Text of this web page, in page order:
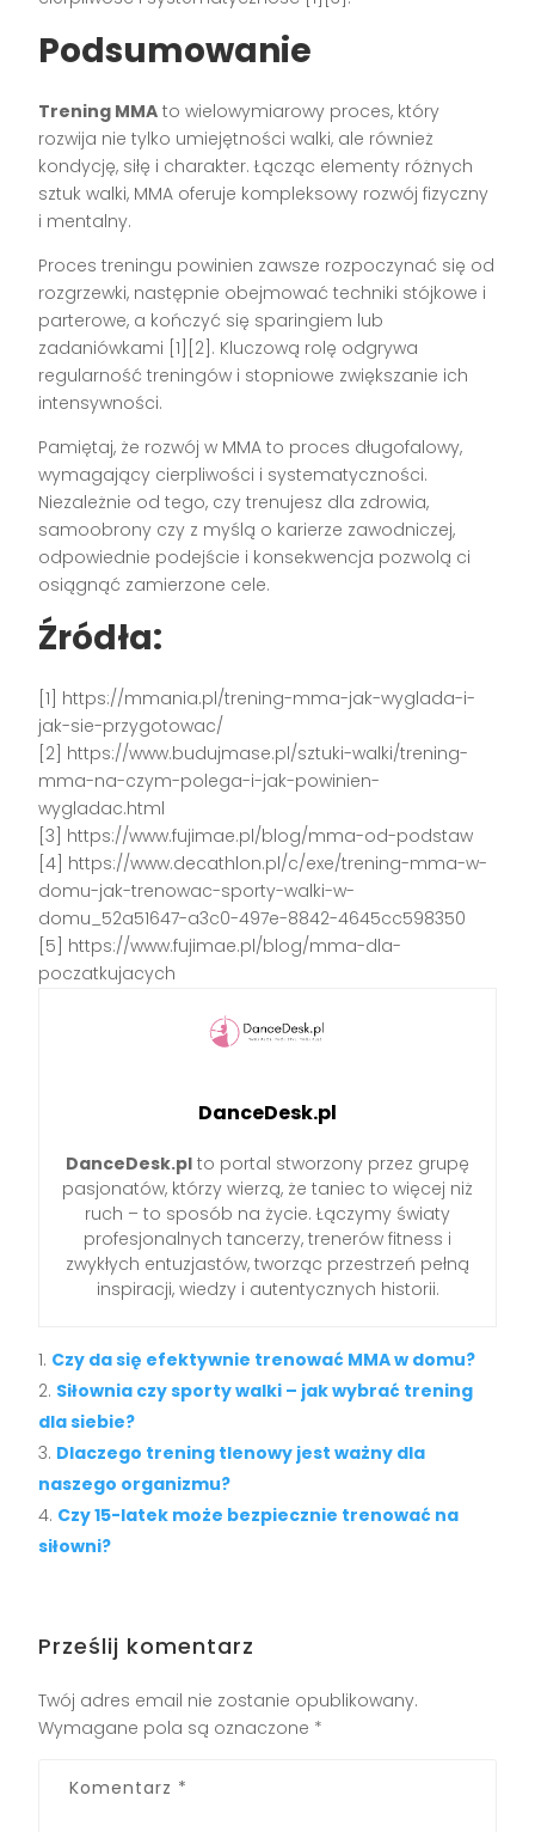
Podsumowanie
Trening MMA to wielowymiarowy proces, który
rozwija nie tylko umiejętności walki, ale również
kondycję, siłę i charakter. Łącząc elementy różnych
sztuk walki, MMA oferuje kompleksowy rozwój fizyczny
i mentalny.
Proces treningu powinien zawsze rozpoczynać się od
rozgrzewki, następnie obejmować techniki stójkowe i
parterowe, a kończyć się sparingiem lub
zadaniówkami [1][2]. Kluczową rolę odgrywa
regularność treningów i stopniowe zwiększanie ich
intensywności.
Pamiętaj, że rozwój w MMA to proces długofalowy,
wymagający cierpliwości i systematyczności.
Niezależnie od tego, czy trenujesz dla zdrowia,
samoobrony czy z myślą o karierze zawodniczej,
odpowiednie podejście i konsekwencja pozwolą ci
osiągnąć zamierzone cele.
Źródła:
[1] https://mmania.pl/trening-mma-jak-wyglada-i-
jak-sie-przygotowac/
[2] https://www.budujmase.pl/sztuki-walki/trening-
mma-na-czym-polega-i-jak-powinien-
wygladac.html
[3] https://www.fujimae.pl/blog/mma-od-podstaw
[4] https://www.decathlon.pl/c/exe/trening-mma-w-
domu-jak-trenowac-sporty-walki-w-
domu_52a51647-a3c0-497e-8842-4645cc598350
[5] https://www.fujimae.pl/blog/mma-dla-
poczatkujacych
DanceDesk.pl
DanceDesk.pl to portal stworzony przez grupę
pasjonatów, którzy wierzą, że taniec to więcej niż
ruch – to sposób na życie. Łączymy światy
profesjonalnych tancerzy, trenerów fitness i
zwykłych entuzjastów, tworząc przestrzeń pełną
inspiracji, wiedzy i autentycznych historii.
Czy da się efektywnie trenować MMA w domu?
Siłownia czy sporty walki – jak wybrać trening
dla siebie?
Dlaczego trening tlenowy jest ważny dla
naszego organizmu?
Czy 15-latek może bezpiecznie trenować na
siłowni?
Prześlij komentarz
Twój adres email nie zostanie opublikowany.
Wymagane pola są oznaczone *